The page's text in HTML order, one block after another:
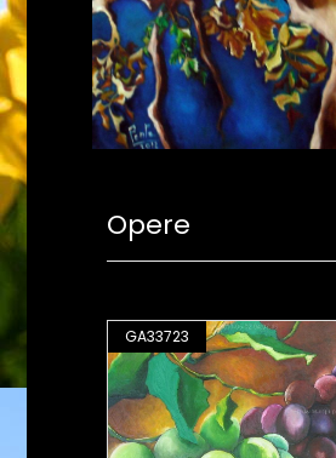
Opere
GA33723